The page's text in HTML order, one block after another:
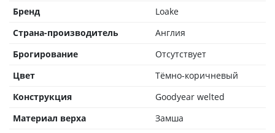
Бренд
Loake
Страна-производитель
Англия
Брогирование
Отсутствует
Цвет
Тёмно-коричневый
Конструкция
Goodyear welted
Материал верха
Замша